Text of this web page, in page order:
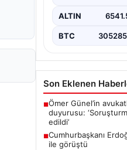
ALTIN
BTC
Son Eklenen
■Ömer Günel’in
duyurusu:
edildi’
■Cumhurbaşkanı
ile görüştü